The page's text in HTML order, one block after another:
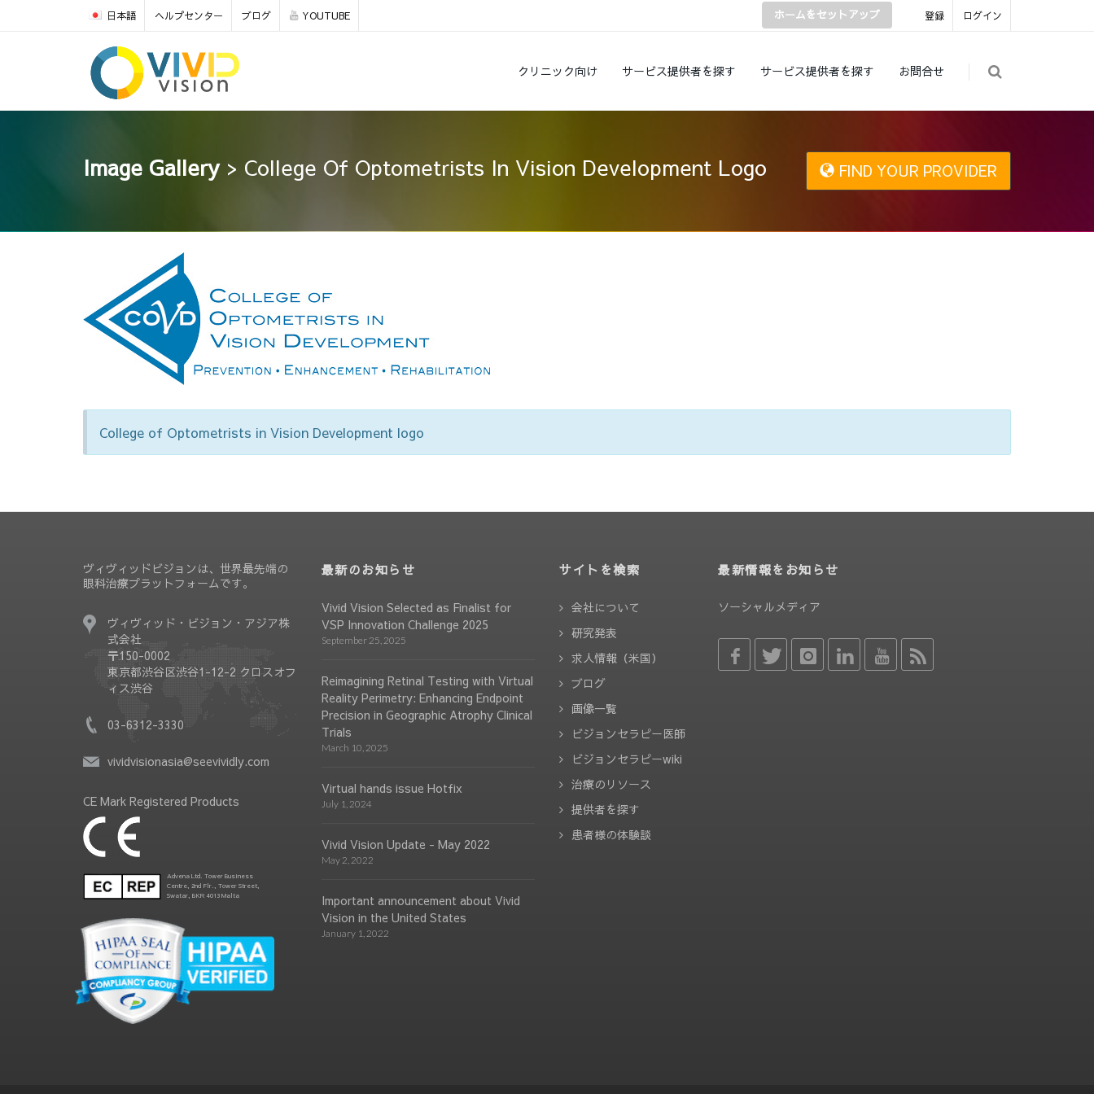
登録 ログイン
日本語 ヘルプセンター ブログ YOUTUBE ホームをセットアップ
クリニック向け サービス提供者を探す サービス提供者を探す お問合せ
Image Gallery> College Of Optometrists In Vision Development Logo FIND YOUR PROVIDER
College of Optometrists in Vision Development logo
ヴィヴィッドビジョンは、世界最先端の
眼科治療プラットフォームです。
ヴィヴィッド・ビジョン・アジア株
式会社
〒150-0002
東京都渋谷区渋谷1-12-2 クロスオフ
ィス渋谷
03-6312-3330
vividvisionasia@seevividly.com
CE Mark Registered Products
Advena Ltd. Tower Business
Centre, 2nd Flr., Tower Street,
Swatar, BKR 4013 Malta
最新のお知らせ
Vivid Vision Selected as Finalist for
VSP Innovation Challenge 2025
September 25, 2025
Reimagining Retinal Testing with Virtual
Reality Perimetry: Enhancing Endpoint
Precision in Geographic Atrophy Clinical
Trials
March 10, 2025
Virtual hands issue Hotfix
July 1, 2024
Vivid Vision Update - May 2022
May 2, 2022
Important announcement about Vivid
Vision in the United States
January 1, 2022
サイトを検索
会社について
研究発表
求人情報（米国）
ブログ
画像一覧
ビジョンセラピー医師
ビジョンセラピーwiki
治療のリソース
提供者を探す
患者様の体験談
最新情報をお知らせ
ソーシャルメディア